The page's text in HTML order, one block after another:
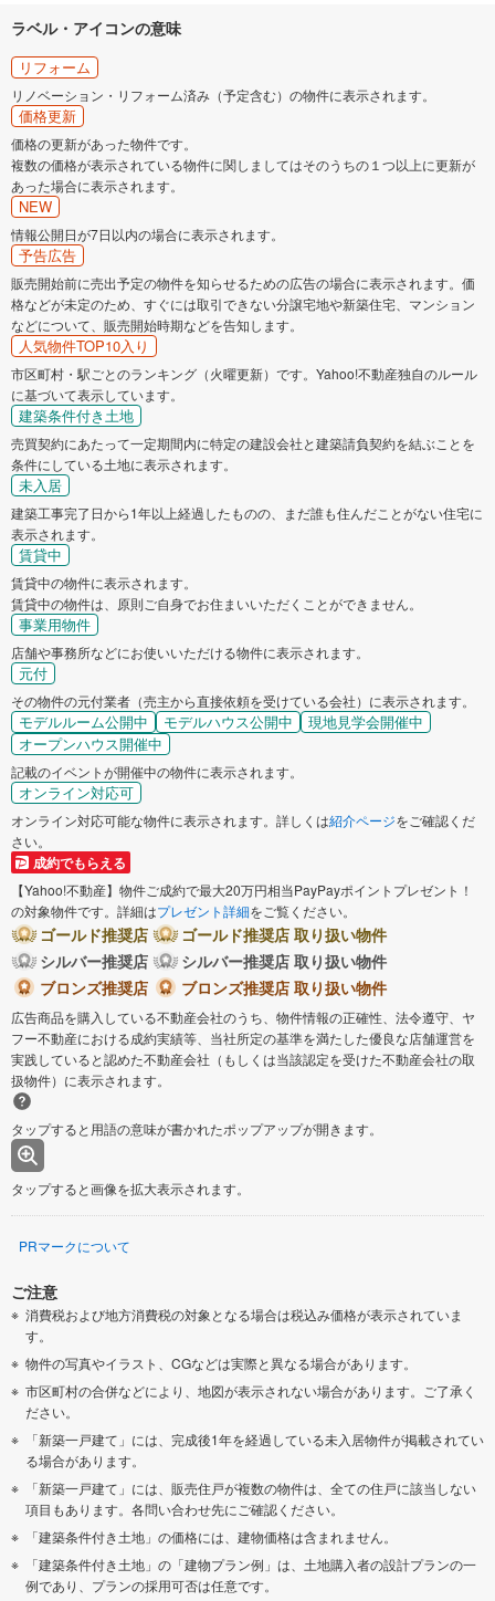
ラベル・アイコンの意味
リフォーム
リノベーション・リフォーム済み（予定含む）の物件に表示されます。
価格更新
価格の更新があった物件です。
複数の価格が表示されている物件に関しましてはそのうちの１つ以上に更新が
あった場合に表示されます。
NEW
情報公開日が7日以内の場合に表示されます。
予告広告
販売開始前に売出予定の物件を知らせるための広告の場合に表示されます。価
格などが未定のため、すぐには取引できない分譲宅地や新築住宅、マンション
などについて、販売開始時期などを告知します。
人気物件TOP10入り
市区町村・駅ごとのランキング（火曜更新）です。Yahoo!不動産独自のルール
に基づいて表示しています。
建築条件付き土地
売買契約にあたって一定期間内に特定の建設会社と建築請負契約を結ぶことを
条件にしている土地に表示されます。
未入居
建築工事完了日から1年以上経過したものの、まだ誰も住んだことがない住宅に
表示されます。
賃貸中
賃貸中の物件に表示されます。
賃貸中の物件は、原則ご自身でお住まいいただくことができません。
事業用物件
店舗や事務所などにお使いいただける物件に表示されます。
元付
その物件の元付業者（売主から直接依頼を受けている会社）に表示されます。
モデルルーム公開中 モデルハウス公開中
現地見学会開催中
オープンハウス開催中
記載のイベントが開催中の物件に表示されます。
オンライン対応可
オンライン対応可能な物件に表示されます。詳しくは紹介ページをご確認くだ
さい。
成約でもらえる
【Yahoo!不動産】物件ご成約で最大20万円相当PayPayポイントプレゼント！
の対象物件です。詳細はプレゼント詳細をご覧ください。
ゴールド推奨店
ゴールド推奨店 取り扱い物件
シルバー推奨店
シルバー推奨店 取り扱い物件
ブロンズ推奨店
ブロンズ推奨店 取り扱い物件
広告商品を購入している不動産会社のうち、物件情報の正確性、法令遵守、ヤ
フー不動産における成約実績等、当社所定の基準を満たした優良な店舗運営を
実践していると認めた不動産会社（もしくは当該認定を受けた不動産会社の取
扱物件）に表示されます。
タップすると用語の意味が書かれたポップアップが開きます。
タップすると画像を拡大表示されます。
PRマークについて
ご注意
消費税および地方消費税の対象となる場合は税込み価格が表示されていま
す。
物件の写真やイラスト、CGなどは実際と異なる場合があります。
市区町村の合併などにより、地図が表示されない場合があります。ご了承く
ださい。
「新築一戸建て」には、完成後1年を経過している未入居物件が掲載されてい
る場合があります。
「新築一戸建て」には、販売住戸が複数の物件は、全ての住戸に該当しない
項目もあります。各問い合わせ先にご確認ください。
「建築条件付き土地」の価格には、建物価格は含まれません。
「建築条件付き土地」の「建物プラン例」は、土地購入者の設計プランの一
例であり、プランの採用可否は任意です。